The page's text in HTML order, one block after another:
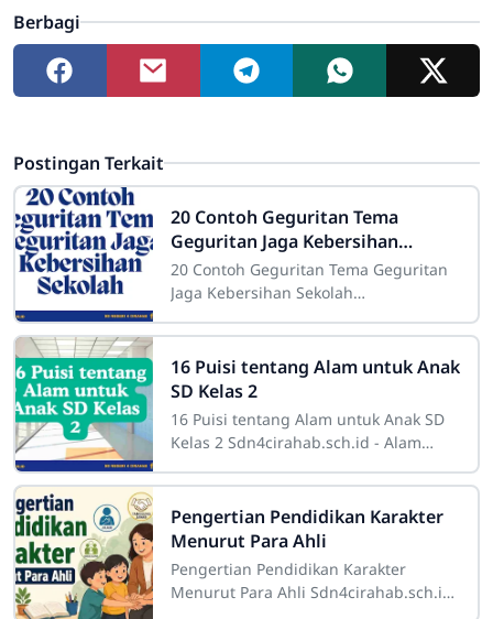
Berbagi
Postingan Terkait
20 Contoh Geguritan Tema
Geguritan Jaga Kebersihan
Sekolah
20 Contoh Geguritan Tema Geguritan
Jaga Kebersihan Sekolah
merupakan salah satu aspek yang
sangat penting dalam
16 Puisi tentang Alam untuk Anak
SD Kelas 2
16 Puisi tentang Alam untuk Anak SD
Kelas 2 Sdn4cirahab.sch.id - Alam
tak terbatas bagi banyak orang. Bagi
Pengertian Pendidikan Karakter
Menurut Para Ahli
Pengertian Pendidikan Karakter
Menurut Para Ahli Sdn4cirahab.sch.id-